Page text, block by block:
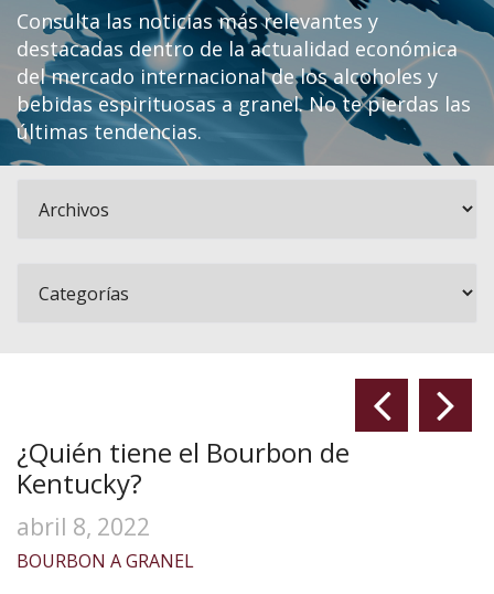
Consulta las noticias más relevantes y
destacadas dentro de la actualidad económica
del mercado internacional de los alcoholes y
bebidas espirituosas a granel. No te pierdas las
últimas tendencias.
¿Quién tiene el Bourbon de
Kentucky?
abril 8, 2022
BOURBON A GRANEL